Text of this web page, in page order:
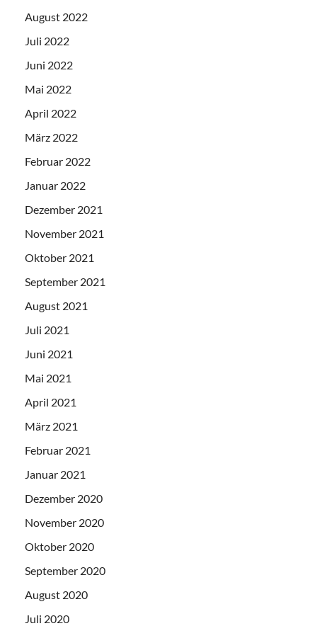
August 2022
Juli 2022
Juni 2022
Mai 2022
April 2022
März 2022
Februar 2022
Januar 2022
Dezember 2021
November 2021
Oktober 2021
September 2021
August 2021
Juli 2021
Juni 2021
Mai 2021
April 2021
März 2021
Februar 2021
Januar 2021
Dezember 2020
November 2020
Oktober 2020
September 2020
August 2020
Juli 2020